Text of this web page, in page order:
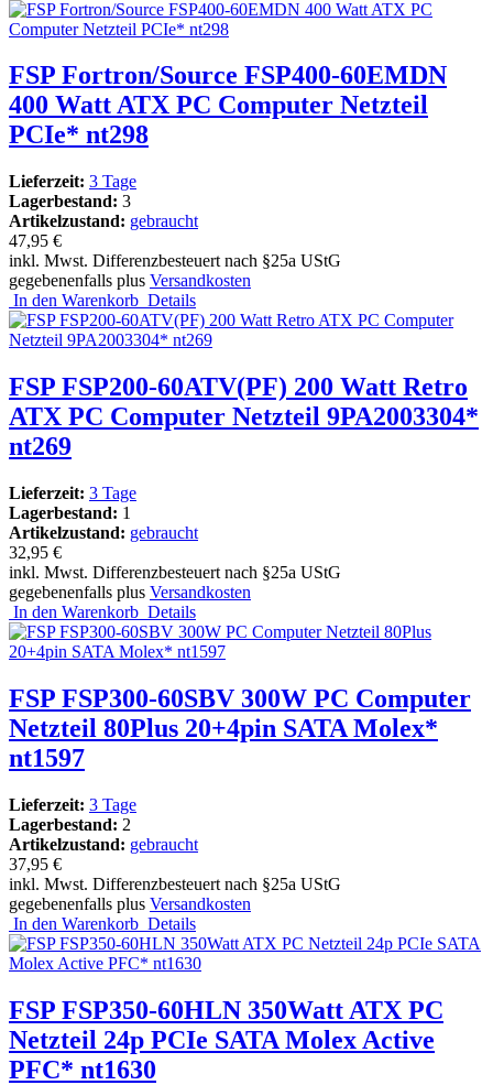
FSP Fortron/Source FSP400-60EMDN
400 Watt ATX PC Computer Netzteil
PCIe* nt298
Lieferzeit: 3 Tage
Lagerbestand: 3
Artikelzustand: gebraucht
47,95 €
inkl. Mwst. Differenzbesteuert nach §25a UStG
gegebenenfalls plus Versandkosten
In den Warenkorb Details
FSP FSP200-60ATV(PF) 200 Watt Retro
ATX PC Computer Netzteil 9PA2003304*
nt269
Lieferzeit: 3 Tage
Lagerbestand: 1
Artikelzustand: gebraucht
32,95 €
inkl. Mwst. Differenzbesteuert nach §25a UStG
gegebenenfalls plus Versandkosten
In den Warenkorb Details
FSP FSP300-60SBV 300W PC Computer
Netzteil 80Plus 20+4pin SATA Molex*
nt1597
Lieferzeit: 3 Tage
Lagerbestand: 2
Artikelzustand: gebraucht
37,95 €
inkl. Mwst. Differenzbesteuert nach §25a UStG
gegebenenfalls plus Versandkosten
In den Warenkorb Details
FSP FSP350-60HLN 350Watt ATX PC
Netzteil 24p PCIe SATA Molex Active
PFC* nt1630